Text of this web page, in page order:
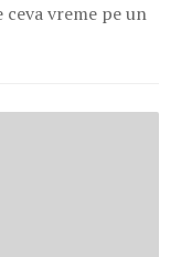
ceva vreme pe un